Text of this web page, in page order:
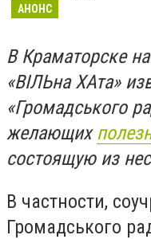
АНОНС
В Краматорске
«ВІЛЬна ХАта»
«Громадського
желающих
состоящую из
В частности,
Громадського